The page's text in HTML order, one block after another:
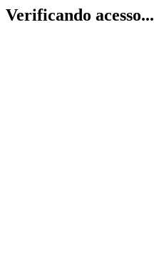
Verificando acesso...